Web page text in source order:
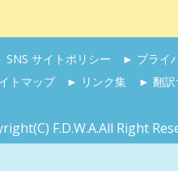
SNS サイトポリシー
► プライ
トマップ ► リンク集 ► 翻訳
F.D.W.A.All Right